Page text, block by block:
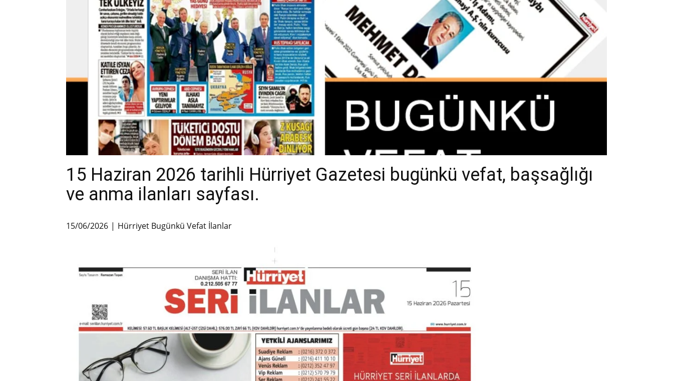
15 Haziran 2026 tarihli Hürriyet Gazetesi bugünkü vefat, başsağlığı
ve anma ilanları sayfası.
15/06/2026 Hürriyet Bugünkü Vefat İlanlar